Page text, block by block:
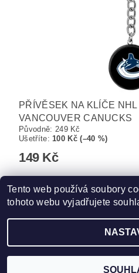
PŘÍVĚSEK NA KLÍČE
VANCOUVER CANUCKS
Původně: 249 Kč
Ušetříte:100 Kč (–40 %)
149 Kč
11položek celkem
2026 ©HOKEJSPORT.CZ,
Vytvořil
Tento web používá soubory
tohoto webu vyjadřujete